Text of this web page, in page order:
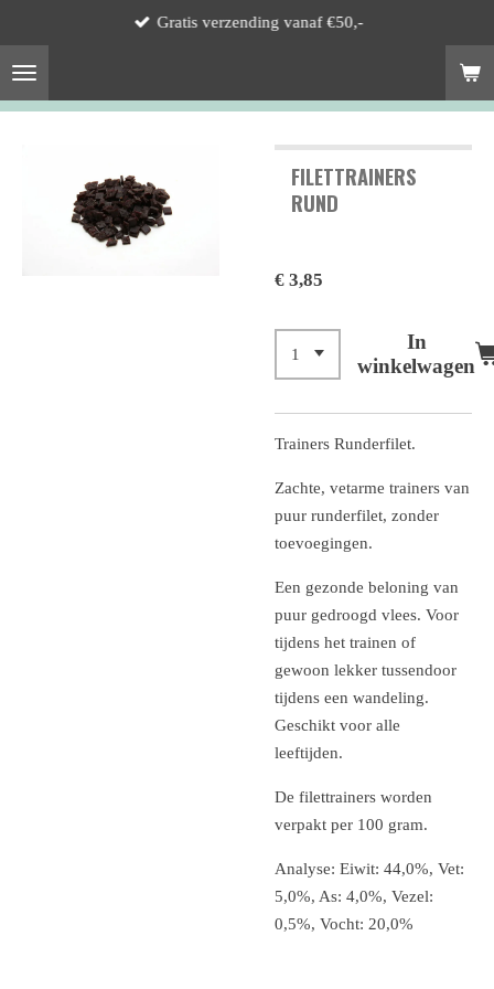
direct
naar
de
Gratis verzending vanaf €50,-
FILETTRAINERS
RUND
€ 3,85
In
winkelwagen
Trainers Runderfilet.
Zachte, vetarme trainers van
puur runderfilet, zonder
toevoegingen.
Een gezonde beloning van
puur gedroogd vlees. Voor
tijdens het trainen of
gewoon lekker tussendoor
tijdens een wandeling.
Geschikt voor alle
leeftijden.
De filettrainers worden
verpakt per 100 gram.
Analyse: Eiwit: 44,0%, Vet:
5,0%, As: 4,0%, Vezel:
0,5%, Vocht: 20,0%